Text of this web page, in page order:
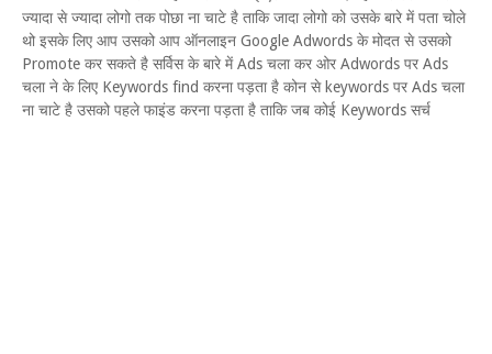
ज्यादा से ज्यादा लोगो तक पोछा ना चाटे है ताकि जादा लोगो को उसके बारे में पता चोले
थो इसके लिए आप उसको आप ऑनलाइन Google Adwords के मोदत से उसको
Promote कर सकते है सर्विस के बारे में Ads चला कर ओर Adwords पर Ads
चला ने के लिए Keywords find करना पड़ता है कोन से keywords पर Ads चला
ना चाटे है उसको पहले फाइंड करना पड़ता है ताकि जब कोई Keywords सर्च